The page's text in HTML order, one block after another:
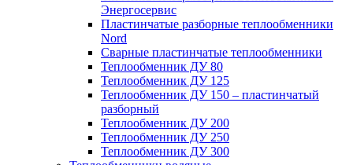
Энергосервис
Пластинчатые разборные теплообменники
Nord
Сварные пластинчатые теплообменники
Теплообменник ДУ 80
Теплообменник ДУ 125
Теплообменник ДУ 150 – пластинчатый
разборный
Теплообменник ДУ 200
Теплообменник ДУ 250
Теплообменник ДУ 300